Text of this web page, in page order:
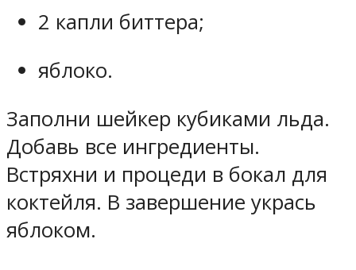
2 капли биттера;
яблоко.
Заполни шейкер кубиками льда.
Добавь все ингредиенты.
Встряхни и процеди в бокал для
коктейля. В завершение укрась
яблоком.